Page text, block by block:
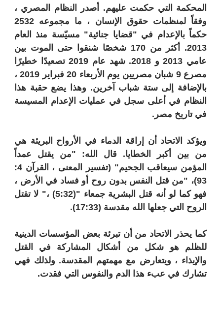
المحكمة التي حكمت عليهم. أصدر النظام المصري ،
وفقاً لمنظمات حقوق الإنسان ، ما مجموعه 2532
حكماً بالإعدام في "قضايا جنائية" مسيّسة منذ العام
2013. أكثر من 170 شخصًا شنقوا حتى الموت بين
عامي 2013 و 2018. شهد عام 2019 تصعيدًا خطيرًا
مصرع 9 شبان مصريين يوم الأربعاء 20 فبراير 2019 ،
بالإضافة إلى ستة شباب آخرين. وهذا يضع حقبة هذا
النظام في أعلى سجل في عمليات الإعدام المسيسة
في تاريخ مصر.
ويؤكد الاتحاد أن إراقة الدماء في الأرواح البريئة هي
من بين أكبر الخطايا. قال الله: "من يقتل عمداً
المؤمن سيعاقب الجحيم" (تفسير المعنى ، القرآن 4:
93)، "من قتل النفس بدون روح أو فساد في الأرض ،
فهو كما لو أنه قتل البشرية جمعاء "(5:32) ،" لا تقتل
الروح التي جعلها الله مقدسة (17:33).
كما يحذر الاتحاد من أن تبرئة بعض المؤسسات الدينية
للظلم هو شكل من أشكال المشاركة في القتل
والإيذاء ، ويتعارض مع مهمتهم المقدسة. ولذلك فهي
تشارك في عبء هذا الدم والنفوس التي فقدت.